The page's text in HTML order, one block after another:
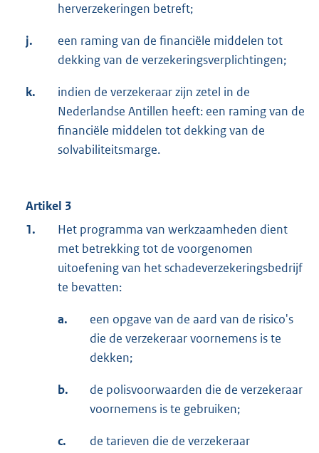
herverzekeringen betreft;
j.
een raming van de financiële middelen tot
dekking van de verzekeringsverplichtingen;
k.
indien de verzekeraar zijn zetel in de
Nederlandse Antillen heeft: een raming van de
financiële middelen tot dekking van de
solvabiliteitsmarge.
Artikel 3
1.
Het programma van werkzaamheden dient
met betrekking tot de voorgenomen
uitoefening van het schadeverzekeringsbedrijf
te bevatten:
a.
een opgave van de aard van de risico's
die de verzekeraar voornemens is te
dekken;
b.
de polisvoorwaarden die de verzekeraar
voornemens is te gebruiken;
c.
de tarieven die de verzekeraar